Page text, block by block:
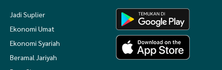
XS = 90 cm - 128 cm - 54 cm
S = 98 cm - 132 cm - 56 cm
M = 102 cm - 135 cm - 57 cm
Jadi Suplier
Ekonomi Umat
Ekonomi Syariah
Beramal Jariyah